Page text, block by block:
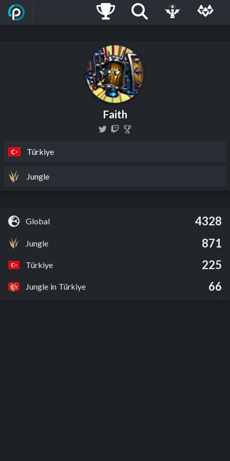
Faith
Türkiye
Jungle
Global 4328
Jungle 871
Türkiye 225
Jungle in Türkiye 66